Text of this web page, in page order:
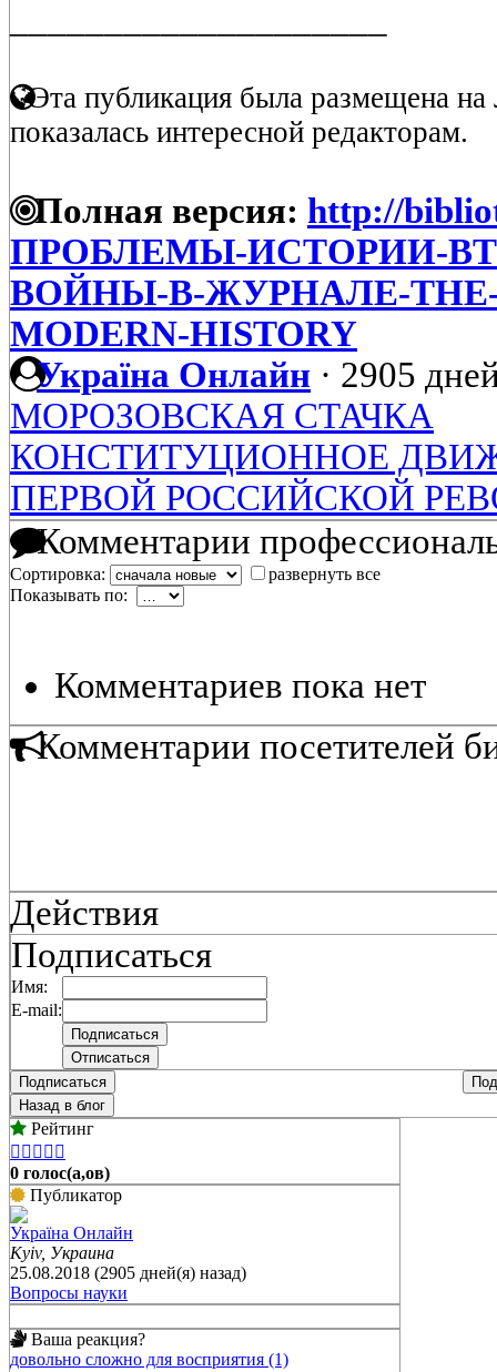
Эта публикация была размещена на
показалась интересной редакторам.
Полная версия: http://
ПРОБЛЕМЫ-ИСТОРИИ-
ВОЙНЫ-В-ЖУРНАЛЕ-THE-
MODERN-HISTORY
Україна Онлайн · 2905
МОРОЗОВСКАЯ СТАЧКА
КОНСТИТУЦИОННОЕ
ПЕРВОЙ РОССИЙСКОЙ
Комментарии
Сортировка:
развернуть все
Показывать по:
Комментариев пока нет
Комментарии посетителей
Действия
Подписаться
Имя:
E-mail:
Подписаться
Назад в блог
Рейтинг
    
0 голос(а,ов)
Публикатор
Україна Онлайн
Kyiv, Украина
25.08.2018 (2905 дней(я) назад)
Вопросы науки
Ваша реакция?
довольно сложно для восприятия (1)